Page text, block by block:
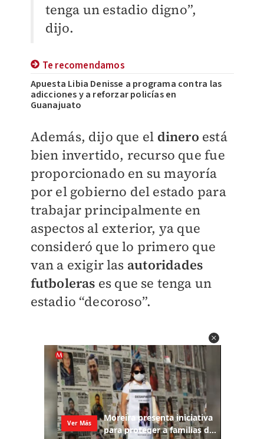
tenga un estadio digno”,
dijo.
Te recomendamos
Apuesta Libia Denisse a programa contra las
adicciones y a reforzar policías en
Guanajuato
Además, dijo que el dinero está
bien invertido, recurso que fue
proporcionado en su mayoría
por el gobierno del estado para
trabajar principalmente en
aspectos al exterior, ya que
consideró que lo primero que
van a exigir las autoridades
futboleras es que se tenga un
estadio “decoroso”.